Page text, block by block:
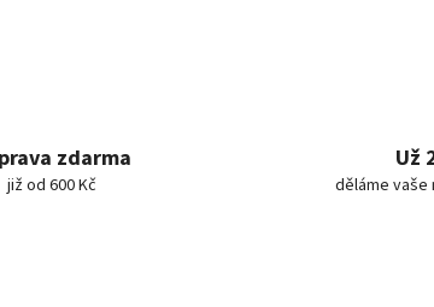
zdarma
již od 600 Kč
Už
děláme vaše